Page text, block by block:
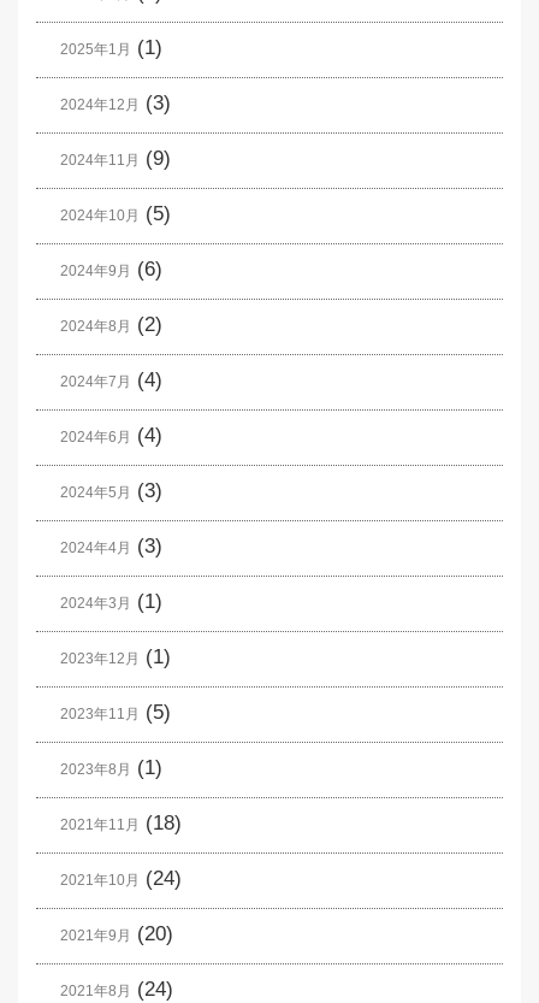
2025年1月 (1)
2024年12月 (3)
2024年11月 (9)
2024年10月 (5)
2024年9月 (6)
2024年8月 (2)
2024年7月 (4)
2024年6月 (4)
2024年5月 (3)
2024年4月 (3)
2024年3月 (1)
2023年12月 (1)
2023年11月 (5)
2023年8月 (1)
2021年11月 (18)
2021年10月 (24)
2021年9月 (20)
2021年8月 (24)